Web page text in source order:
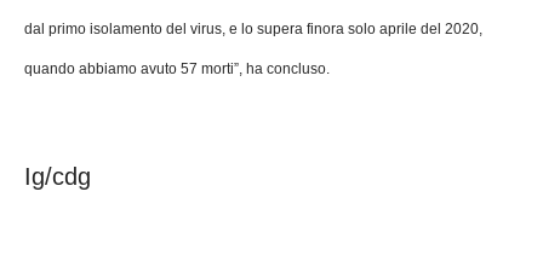
dal primo isolamento del virus, e lo supera finora solo aprile del 2020,
quando abbiamo avuto 57 morti”, ha concluso.
Ig/cdg